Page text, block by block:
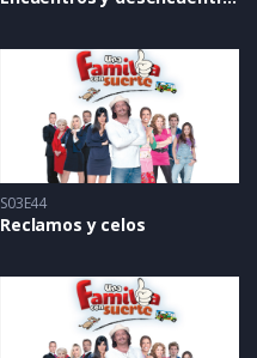
S03E44
Reclamos y celos